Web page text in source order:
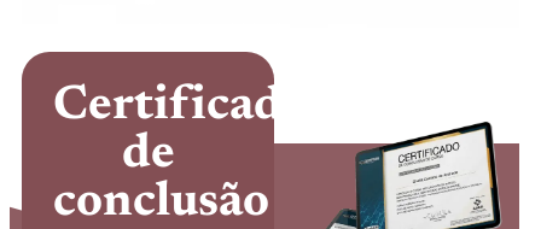
Certificado
de
conclusão